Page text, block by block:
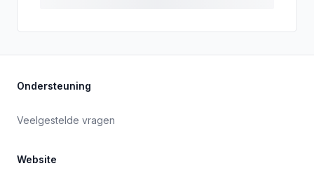
Ondersteuning
Veelgestelde vragen
Website